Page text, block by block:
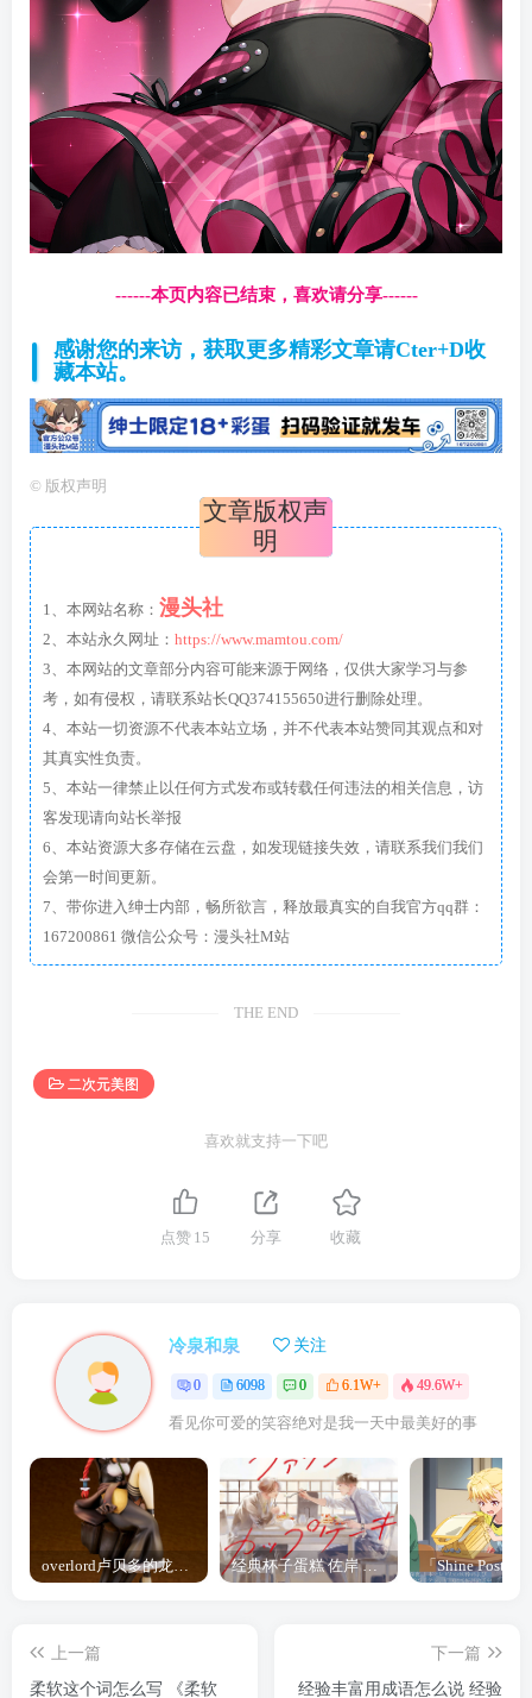
------本页内容已结束，喜欢请分享------
感谢您的来访，获取更多精彩文章请Cter+D收
藏本站。
© 版权声明
文章版权声
明
1、本网站名称： 漫头社
2、本站永久网址： https://www.mamtou.com/
3、本网站的文章部分内容可能来源于网络，仅供大家学习与参
考，如有侵权，请联系站长QQ374155650进行删除处理。
4、本站一切资源不代表本站立场，并不代表本站赞同其观点和对
其真实性负责。
5、本站一律禁止以任何方式发布或转载任何违法的相关信息，访
客发现请向站长举报
6、本站资源大多存储在云盘，如发现链接失效，请联系我们我们
会第一时间更新。
7、带你进入绅士内部，畅所欲言，释放最真实的自我官方qq群：
167200861 微信公众号：漫头社M站
THE END
二次元美图
喜欢就支持一下吧
点赞 15 分享 收藏
冷泉和泉 关注
0 6098 0 6.1W+ 49.6W+
看见你可爱的笑容绝对是我一天中最美好的事
overlord卢贝多的龙王谁厉害 「Overlord」露普斯蕾琪娜·贝塔手办开订 经典杯子蛋糕 佐岸 漫画「经典杯子蛋糕」宣布真人日剧化
上一篇
柔软这个词怎么写 《柔软
下一篇
经验丰富用成语怎么说 经验